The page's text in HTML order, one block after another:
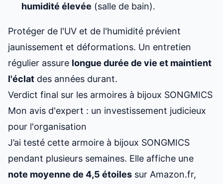
humidité élevée (salle de bain).
Protéger de l'UV et de l'humidité prévient
jaunissement et déformations. Un entretien
régulier assure longue durée de vie et maintient
l'éclat des années durant.
Verdict final sur les armoires à bijoux SONGMICS
Mon avis d'expert : un investissement judicieux
pour l'organisation
J’ai testé cette armoire à bijoux SONGMICS
pendant plusieurs semaines. Elle affiche une
note moyenne de 4,5 étoiles sur Amazon.fr,